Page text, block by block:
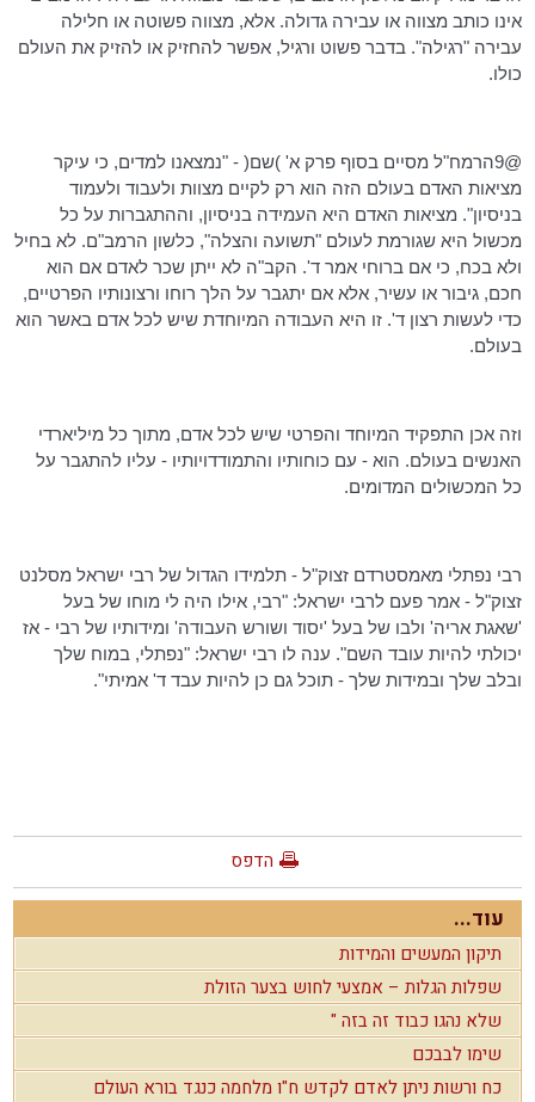
אינו כותב מצווה או עבירה גדולה. אלא, מצווה פשוטה או חלילה
עבירה "רגילה". בדבר פשוט ורגיל, אפשר להחזיק או להזיק את העולם
כולו.
@9הרמח"ל
מסיים בסוף פרק א' )שם( - "נמצאנו למדים, כי עיקר
מציאות האדם בעולם הזה הוא רק לקיים מצוות ולעבוד ולעמוד
בניסיון". מציאות האדם היא העמידה בניסיון, וההתגברות על כל
מכשול היא שגורמת לעולם "תשועה והצלה", כלשון הרמב"ם. לא בחיל
ולא בכח, כי אם ברוחי אמר ד'. הקב"ה לא ייתן שכר לאדם אם הוא
חכם, גיבור או עשיר, אלא אם יתגבר על הלך רוחו ורצונותיו הפרטיים,
כדי לעשות רצון ד'. זו היא העבודה המיוחדת שיש לכל אדם באשר הוא
בעולם.
וזה אכן התפקיד המיוחד והפרטי שיש לכל אדם, מתוך כל מיליארדי
האנשים בעולם. הוא - עם כוחותיו והתמודדויותיו - עליו להתגבר על
כל המכשולים המדומים.
רבי נפתלי מאמסטרדם זצוק"ל - תלמידו הגדול של רבי ישראל מסלנט
זצוק"ל - אמר פעם לרבי ישראל: "רבי, אילו היה לי מוחו של בעל
'שאגת אריה' ולבו של בעל 'יסוד ושורש העבודה' ומידותיו של רבי - אז
יכולתי להיות עובד השם". ענה לו רבי ישראל: "נפתלי, במוח שלך
ובלב שלך ובמידות שלך - תוכל גם כן להיות עבד ד' אמיתי".
הדפס
עוד...
תיקון המעשים והמידות
שפלות הגלות – אמצעי לחוש בצער הזולת
שלא נהגו כבוד זה בזה "
שימו לבבכם
כח ורשות ניתן לאדם לקדש ח"ו מלחמה כנגד בורא העולם